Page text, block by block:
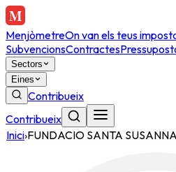
MenjòmetreOn van els teus
SubvencionsContractes
Sectors
Eines
Contribueix
Contribueix
Inici›FUNDACIO SANTA SUSANNA